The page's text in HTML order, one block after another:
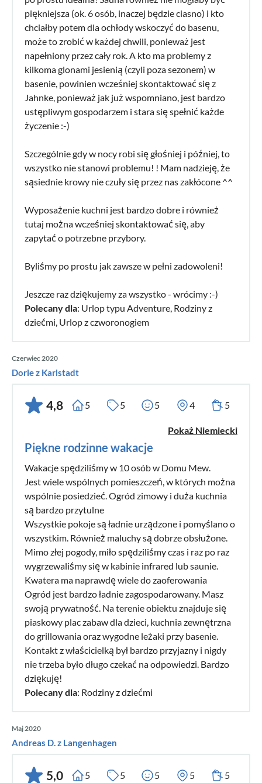
piękniejsza (ok. 6 osób, inaczej będzie ciasno) i kto
chciałby potem dla ochłody wskoczyć do basenu,
może to zrobić w każdej chwili, ponieważ jest
napełniony przez cały rok. A kto ma problemy z
kilkoma glonami jesienią (czyli poza sezonem) w
basenie, powinien wcześniej skontaktować się z
Jahnke, ponieważ jak już wspomniano, jest bardzo
ustępliwym gospodarzem i stara się spełnić każde
życzenie :-)
Szczególnie gdy w nocy robi się głośniej i później, to
wszystko nie stanowi problemu! ! Mam nadzieję, że
sąsiednie krowy nie czuły się przez nas zakłócone ^^
Wyposażenie kuchni jest bardzo dobre i również
tutaj można wcześniej skontaktować się, aby
zapytać o potrzebne przybory.
Byliśmy po prostu jak zawsze w pełni zadowoleni!
Jeszcze raz dziękujemy za wszystko - wrócimy :-)
Polecany dla: Urlop typu Adventure, Rodziny z
dziećmi, Urlop z czworonogiem
Czerwiec 2020
Dorle z Karlstadt
4,8 5 5 5 4 5
Pokaż Niemiecki
Piękne rodzinne wakacje
Wakacje spędziliśmy w 10 osób w Domu Mew.
Jest wiele wspólnych pomieszczeń, w których można
wspólnie posiedzieć. Ogród zimowy i duża kuchnia
są bardzo przytulne
Wszystkie pokoje są ładnie urządzone i pomyślano o
wszystkim. Również maluchy są dobrze obsłużone.
Mimo złej pogody, miło spędziliśmy czas i raz po raz
wygrzewaliśmy się w kabinie infrared lub saunie.
Kwatera ma naprawdę wiele do zaoferowania
Ogród jest bardzo ładnie zagospodarowany. Masz
swoją prywatność. Na terenie obiektu znajduje się
piaskowy plac zabaw dla dzieci, kuchnia zewnętrzna
do grillowania oraz wygodne leżaki przy basenie.
Kontakt z właścicielką był bardzo przyjazny i nigdy
nie trzeba było długo czekać na odpowiedzi. Bardzo
dziękuję!
Polecany dla: Rodziny z dziećmi
Maj 2020
Andreas D. z Langenhagen
5,0 5 5 5 5 5